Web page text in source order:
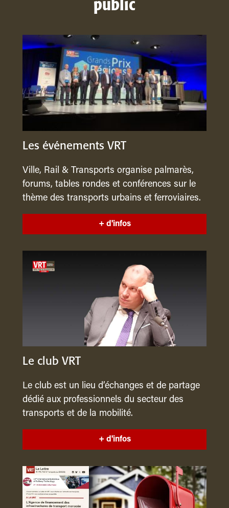
public
Les événements VRT
Ville, Rail & Transports organise palmarès,
forums, tables rondes et conférences sur le
thème des transports urbains et ferroviaires.
+ d'infos
Le club VRT
Le club est un lieu d’échanges et de partage
dédié aux professionnels du secteur des
transports et de la mobilité.
+ d'infos